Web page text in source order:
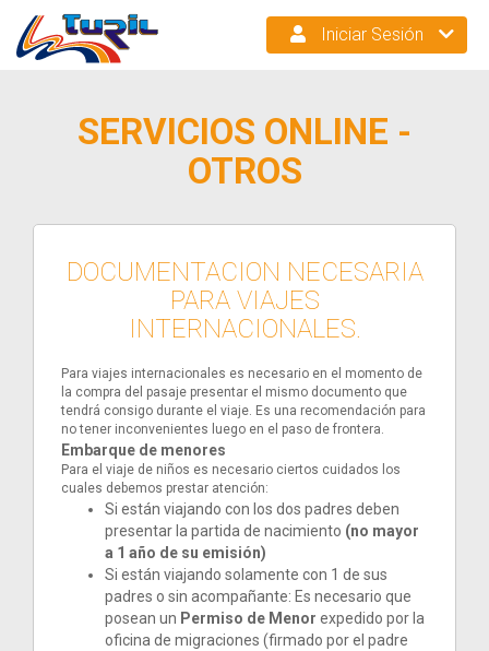
Iniciar Sesión
SERVICIOS ONLINE -
OTROS
DOCUMENTACION NECESARIA
PARA VIAJES
INTERNACIONALES.
Para viajes internacionales es necesario en el momento de
la compra del pasaje presentar el mismo documento que
tendrá consigo durante el viaje. Es una recomendación para
no tener inconvenientes luego en el paso de frontera.
Embarque de menores
Para el viaje de niños es necesario ciertos cuidados los
cuales debemos prestar atención:
Si están viajando con los dos padres deben
presentar la partida de nacimiento (no mayor
a 1 año de su emisión)
Si están viajando solamente con 1 de sus
padres o sin acompañante: Es necesario que
posean un Permiso de Menor expedido por la
oficina de migraciones (firmado por el padre